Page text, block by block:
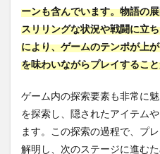
ーンも含んでいます。物語の
スリリングな状況や戦闘に立
により、ゲームのテンポが上
を味わいながらプレイするこ
ゲーム内の探索要素も非常に
を探索し、隠されたアイテム
ます。この探索の過程で、プ
解明し、次のステージに進む